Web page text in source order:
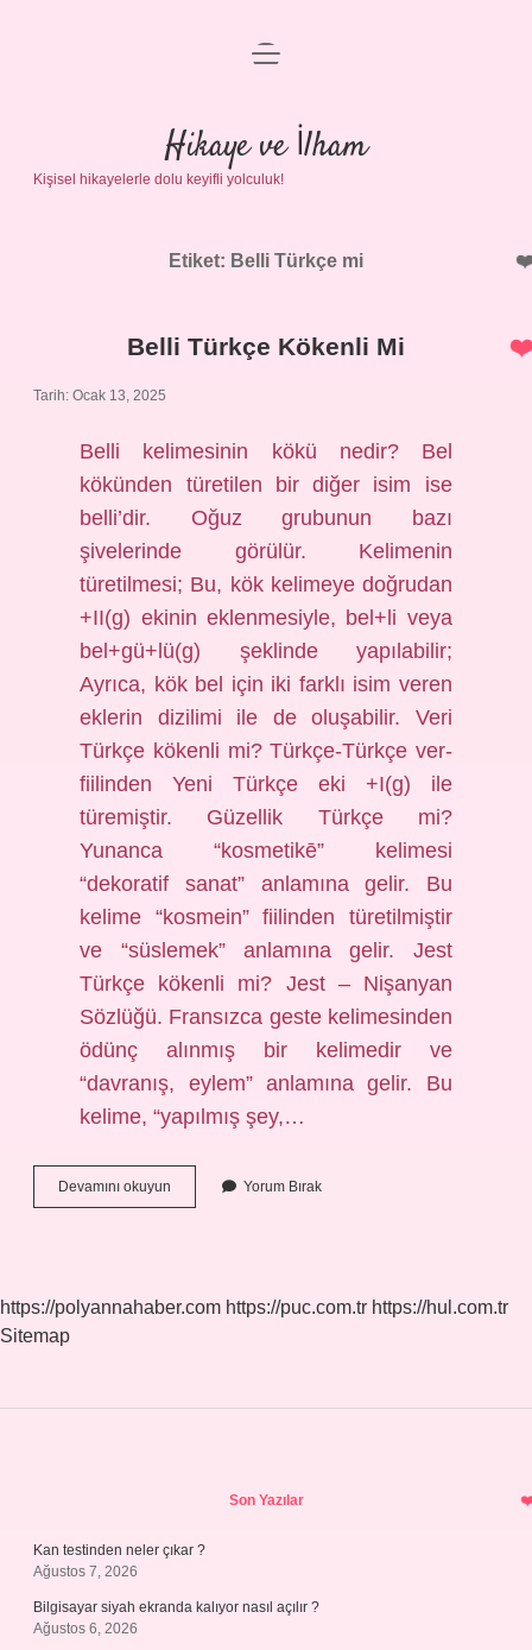
Anasayfa
Gizlilik Politikası
Yasal Uyarı
menüyü
Hikaye ve İlham
Kişisel hikayelerle dolu keyifli yolculuk!
Etiket: Belli Türkçe mi
Belli Türkçe Kökenli Mi
Tarih: Ocak 13, 2025
Belli kelimesinin kökü nedir? Bel
kökünden türetilen bir diğer isim ise
belli’dir. Oğuz grubunun bazı
şivelerinde görülür. Kelimenin
türetilmesi; Bu, kök kelimeye doğrudan
+II(g) ekinin eklenmesiyle, bel+li veya
bel+gü+lü(g) şeklinde yapılabilir;
Ayrıca, kök bel için iki farklı isim veren
eklerin dizilimi ile de oluşabilir. Veri
Türkçe kökenli mi? Türkçe-Türkçe ver-
fiilinden Yeni Türkçe eki +I(g) ile
türemiştir. Güzellik Türkçe mi?
Yunanca “kosmetikē” kelimesi
“dekoratif sanat” anlamına gelir. Bu
kelime “kosmein” fiilinden türetilmiştir
ve “süslemek” anlamına gelir. Jest
Türkçe kökenli mi? Jest – Nişanyan
Sözlüğü. Fransızca geste kelimesinden
ödünç alınmış bir kelimedir ve
“davranış, eylem” anlamına gelir. Bu
kelime, “yapılmış şey,…
Devamını okuyun
Türkçe
Yorum Bırak
https://polyannahaber.com https://puc.com.tr https://hul.com.tr
Sitemap
Son Yazılar
Kan testinden neler çıkar ?
Ağustos 7, 2026
Bilgisayar siyah ekranda kalıyor nasıl açılır ?
Ağustos 6, 2026